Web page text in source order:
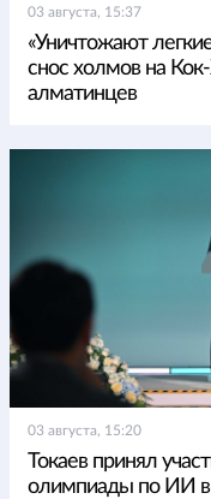
03 августа, 15:37
«Уничтожают
снос холмов на
алматинцев
03 августа, 15:20
Токаев принял
олимпиады по ИИ в